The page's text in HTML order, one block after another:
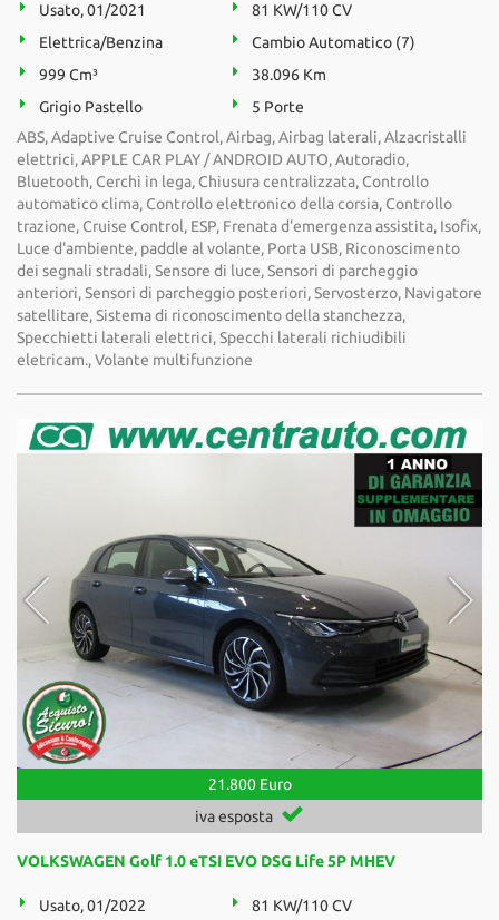
Usato, 01/2021
81 KW/110 CV
Elettrica/Benzina
Cambio Automatico (7)
999 Cm³
38.096 Km
Grigio Pastello
5 Porte
ABS, Adaptive Cruise Control, Airbag, Airbag laterali, Alzacristalli
elettrici, APPLE CAR PLAY / ANDROID AUTO, Autoradio,
Bluetooth, Cerchi in lega, Chiusura centralizzata, Controllo
automatico clima, Controllo elettronico della corsia, Controllo
trazione, Cruise Control, ESP, Frenata d'emergenza assistita, Isofix,
Luce d'ambiente, paddle al volante, Porta USB, Riconoscimento
dei segnali stradali, Sensore di luce, Sensori di parcheggio
anteriori, Sensori di parcheggio posteriori, Servosterzo, Navigatore
satellitare, Sistema di riconoscimento della stanchezza,
Specchietti laterali elettrici, Specchi laterali richiudibili
eletricam., Volante multifunzione
21.800 Euro
iva esposta
VOLKSWAGEN Golf 1.0 eTSI EVO DSG Life 5P MHEV
Usato, 01/2022
81 KW/110 CV